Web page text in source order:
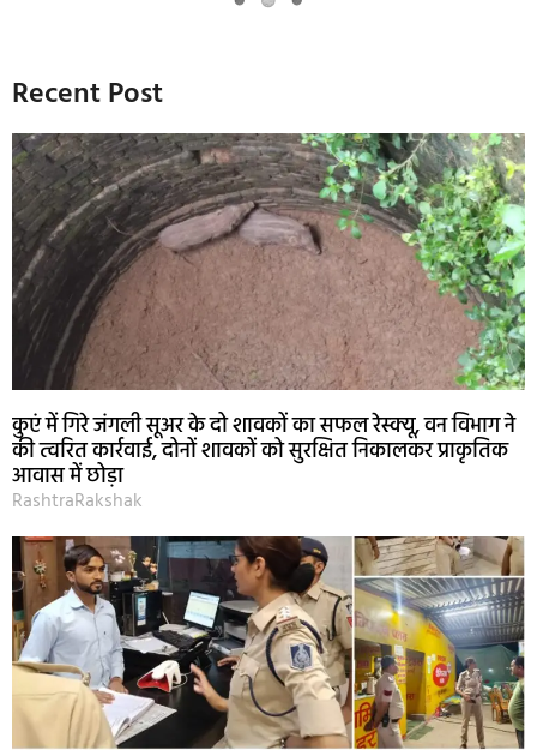
Recent Post
कुएं में गिरे जंगली सूअर के दो शावकों का सफल रेस्क्यू, वन विभाग ने
की त्वरित कार्रवाई, दोनों शावकों को सुरक्षित निकालकर प्राकृतिक
आवास में छोड़ा
RashtraRakshak